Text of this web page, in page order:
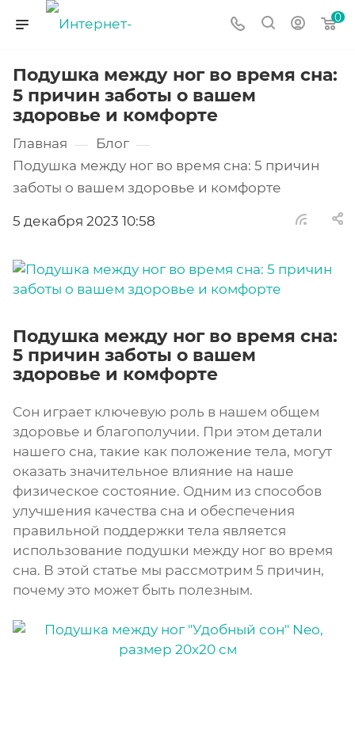
0
Подушка между ног во время сна:
5 причин заботы о вашем
здоровье и комфорте
Главная — Блог —
Подушка между ног во время сна: 5 причин
заботы о вашем здоровье и комфорте
5 декабря 2023 10:58
Подушка между ног во время сна:
5 причин заботы о вашем
здоровье и комфорте
Сон играет ключевую роль в нашем общем
здоровье и благополучии. При этом детали
нашего сна, такие как положение тела, могут
оказать значительное влияние на наше
физическое состояние. Одним из способов
улучшения качества сна и обеспечения
правильной поддержки тела является
использование подушки между ног во время
сна. В этой статье мы рассмотрим 5 причин,
почему это может быть полезным.